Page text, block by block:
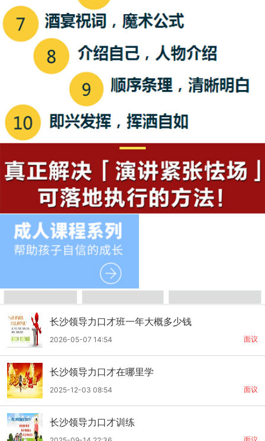
长沙领导力口才班一年大概多少钱
面议
2026-05-07 14:54
长沙领导力口才在哪里学
面议
2025-12-03 08:54
长沙领导力口才训练